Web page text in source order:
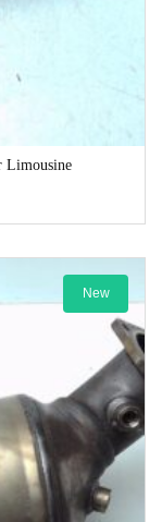
Limousine
New